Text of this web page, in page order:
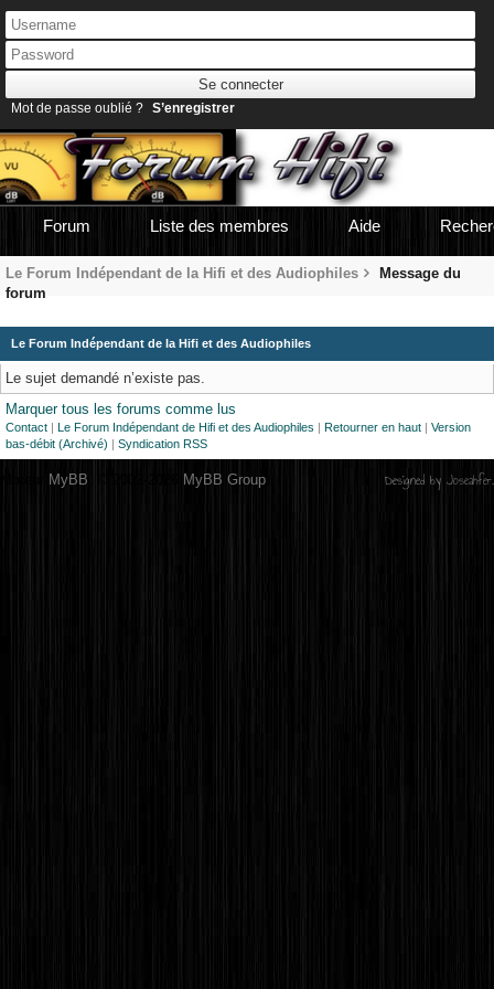
Mot de passe oublié ? S’enregistrer
Forum Liste des membres Aide
Le Forum Indépendant de la Hifi et des Audiophiles
Message du
forum
Le Forum Indépendant de la Hifi et des Audiophiles
Le sujet demandé n’existe pas.
Marquer tous les forums comme lus
Contact | Le Forum Indépendant de Hifi et des Audiophiles | Retourner en haut | Version
bas-débit (Archivé) | Syndication RSS
Designed by Joseahfer.
MyBB MyBB Group